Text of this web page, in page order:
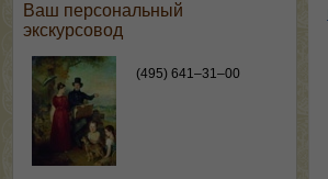
Ваш персональный
экскурсовод
(495) 641–31–00